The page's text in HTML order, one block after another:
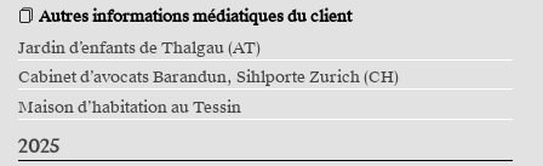
Autres informations médiatiques du client
Jardin d’enfants de Thalgau (AT)
Cabinet d’avocats Barandun, Sihlporte Zurich (CH)
Maison d’habitation au Tessin
2025